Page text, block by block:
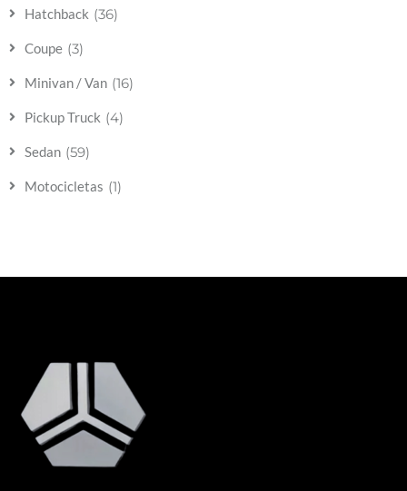
Hatchback (36)
Coupe (3)
Minivan / Van (16)
Pickup Truck (4)
Sedan (59)
Motocicletas (1)